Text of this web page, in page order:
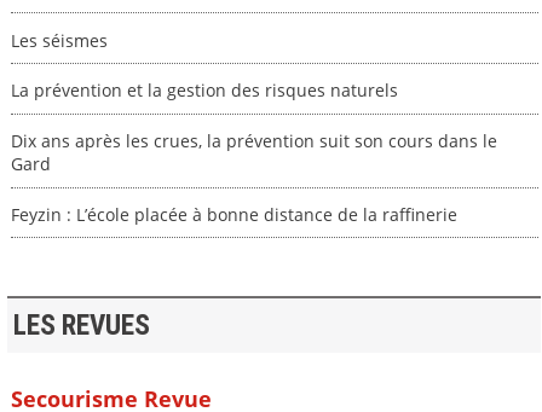
Les séismes
La prévention et la gestion des risques naturels
Dix ans après les crues, la prévention suit son cours dans le
Gard
Feyzin : L’école placée à bonne distance de la raffinerie
LES REVUES
Secourisme Revue